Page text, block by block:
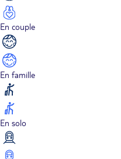
En couple
En famille
En solo